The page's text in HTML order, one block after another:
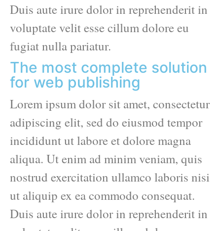
Duis aute irure dolor in reprehenderit in
voluptate velit esse cillum dolore eu
fugiat nulla pariatur.
The most complete solution
for web publishing
Lorem ipsum dolor sit amet, consectetur
adipiscing elit, sed do eiusmod tempor
incididunt ut labore et dolore magna
aliqua. Ut enim ad minim veniam, quis
nostrud exercitation ullamco laboris nisi
ut aliquip ex ea commodo consequat.
Duis aute irure dolor in reprehenderit in